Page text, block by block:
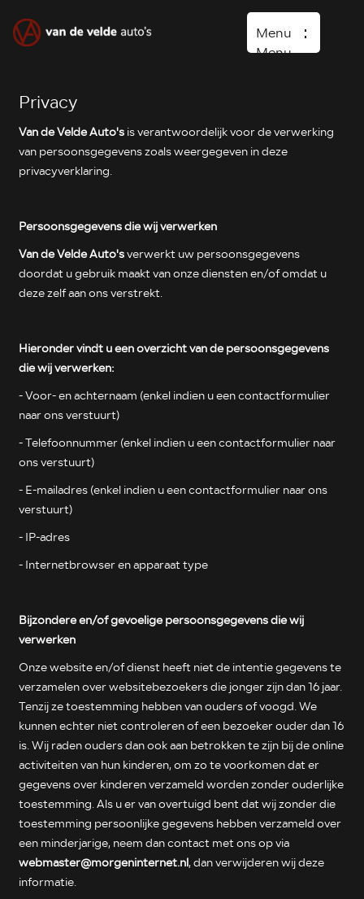
Menu
Menu
Home
Occasions
Diensten
Vacature
Verkocht
Contact
Carwash
Privacy
Van de Velde Auto'sis verantwoordelijk voor de verwerking
van persoonsgegevens zoals weergegeven in deze
privacyverklaring.
Persoonsgegevens die wij verwerken
Van de Velde Auto'sverwerkt uw persoonsgegevens
doordat u gebruik maakt van onze diensten en/of omdat u
deze zelf aan ons verstrekt.
Hieronder vindt u een overzicht van de persoonsgegevens
die wij verwerken:
- Voor- en achternaam (enkel indien u een contactformulier
naar ons verstuurt)
- Telefoonnummer (enkel indien u een contactformulier naar
ons verstuurt)
- E-mailadres (enkel indien u een contactformulier naar ons
verstuurt)
- IP-adres
- Internetbrowser en apparaat type
Bijzondere en/of gevoelige persoonsgegevens die wij
verwerken
Onze website en/of dienst heeft niet de intentie gegevens te
verzamelen over websitebezoekers die jonger zijn dan 16 jaar.
Tenzij ze toestemming hebben van ouders of voogd. We
kunnen echter niet controleren of een bezoeker ouder dan 16
is. Wij raden ouders dan ook aan betrokken te zijn bij de online
activiteiten van hun kinderen, om zo te voorkomen dat er
gegevens over kinderen verzameld worden zonder ouderlijke
toestemming. Als u er van overtuigd bent dat wij zonder die
toestemming persoonlijke gegevens hebben verzameld over
een minderjarige, neem dan contact met ons op via
webmaster@morgeninternet.nl, dan verwijderen wij deze
informatie.